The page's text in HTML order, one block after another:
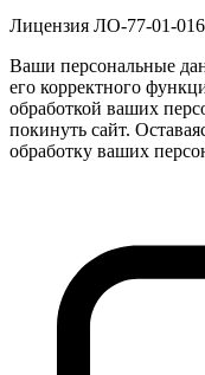
Лицензия ЛО-77-01-
Ваши персональные
его корректного
обработкой ваших
покинуть сайт.
обработку ваших